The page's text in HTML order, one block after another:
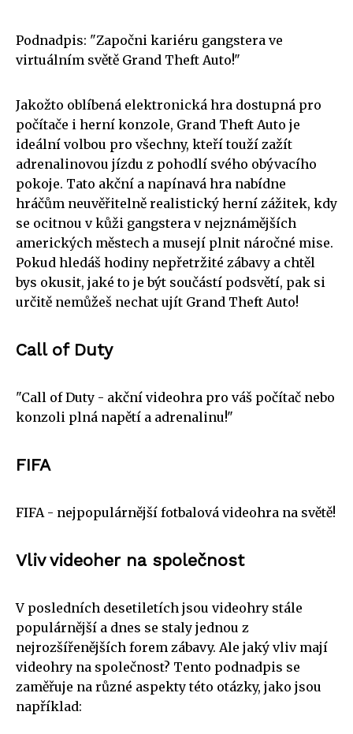
Podnadpis: "Započni kariéru gangstera ve
virtuálním světě Grand Theft Auto!"
Jakožto oblíbená elektronická hra dostupná pro
počítače i herní konzole, Grand Theft Auto je
ideální volbou pro všechny, kteří touží zažít
adrenalinovou jízdu z pohodlí svého obývacího
pokoje. Tato akční a napínavá hra nabídne
hráčům neuvěřitelně realistický herní zážitek, kdy
se ocitnou v kůži gangstera v nejznámějších
amerických městech a musejí plnit náročné mise.
Pokud hledáš hodiny nepřetržité zábavy a chtěl
bys okusit, jaké to je být součástí podsvětí, pak si
určitě nemůžeš nechat ujít Grand Theft Auto!
Call of Duty
"Call of Duty - akční videohra pro váš počítač nebo
konzoli plná napětí a adrenalinu!"
FIFA
FIFA - nejpopulárnější fotbalová videohra na světě!
Vliv videoher na společnost
V posledních desetiletích jsou videohry stále
populárnější a dnes se staly jednou z
nejrozšířenějších forem zábavy. Ale jaký vliv mají
videohry na společnost? Tento podnadpis se
zaměřuje na různé aspekty této otázky, jako jsou
například: